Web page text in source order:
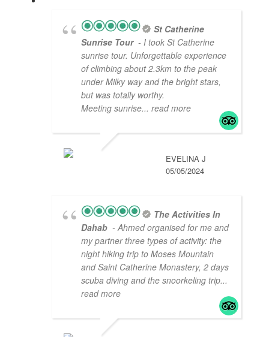
St Catherine
Sunrise Tour - I took St Catherine
sunrise tour. Unforgettable experience
of climbing about 2.3km to the peak
under Milky way and the bright stars,
but was totally worthy.
Meeting sunrise... read more
EVELINA J
05/05/2024
The Activities In
Dahab - Ahmed organised for me and
my partner three types of activity: the
night hiking trip to Moses Mountain
and Saint Catherine Monastery, 2 days
scuba diving and the snoorkeling trip...
read more